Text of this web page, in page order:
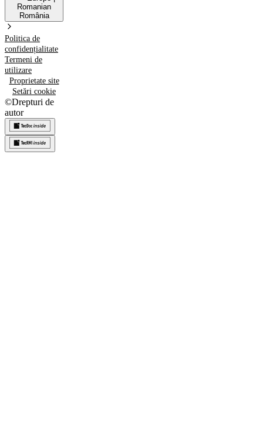
Romanian
România
Politica de
confidențialitate
Termeni de
utilizare
Proprietate site
Setări cookie
©Drepturi de
autor